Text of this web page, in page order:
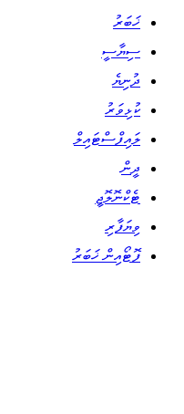
ޚަބަރު
ސިޔާސީ
ދުނިޔެ
ކުޅިވަރު
ލައިފްސްޓައިލް
ދީން
ޓެކްނޮލޮޖީ
ވިޔަފާރި
ފޮޓޯއިން ޚަބަރު